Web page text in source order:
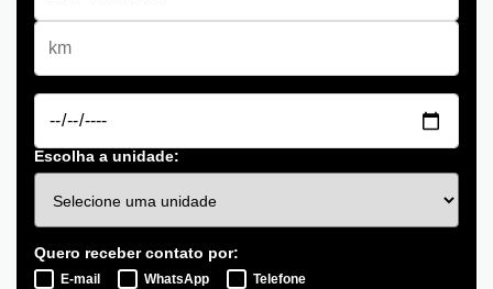
Escolha a unidade:
Quero receber contato por:
E-mail WhatsApp Telefone